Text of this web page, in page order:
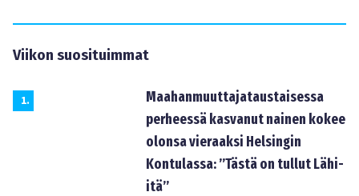
Viikon suosituimmat
1.
Maahanmuuttajataustaisessa
perheessä kasvanut nainen kokee
olonsa vieraaksi Helsingin
Kontulassa: ”Tästä on tullut Lähi-
itä”